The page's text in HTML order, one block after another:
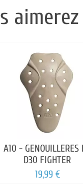
A10 - GENOUILLERES
D30 FIGHTER
19,99 €